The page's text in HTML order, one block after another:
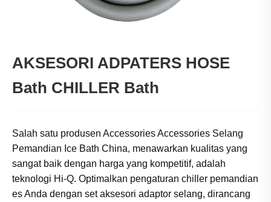
AKSESORI ADPATERS HOSE
Bath CHILLER Bath
Salah satu produsen Accessories Accessories Selang
Pemandian Ice Bath China, menawarkan kualitas yang
sangat baik dengan harga yang kompetitif, adalah
teknologi Hi-Q. Optimalkan pengaturan chiller pemandian
es Anda dengan set aksesori adaptor selang, dirancang